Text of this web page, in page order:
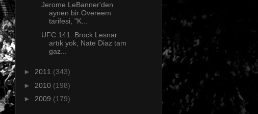
Jerome LeBanner'den
aynen bir Overeem
tarifesi, "K...
UFC 141: Brock Lesnar
artık yok, Nate Diaz tam
gaz...
► 2011 (343)
► 2010 (198)
► 2009 (179)